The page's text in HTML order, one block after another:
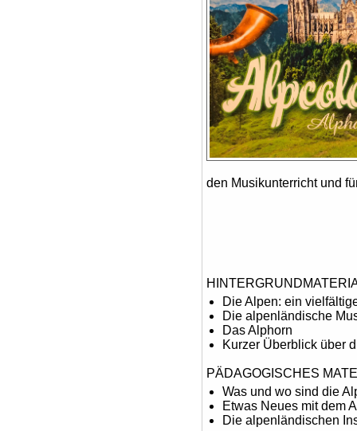
den Musikunterricht und
Die Alpen: ein
Die alpenländische
Das Alphorn
Kurzer Überblick über
PÄDAGOGISCHES
Was und wo sind die
Etwas Neues mit dem
Die alpenländischen